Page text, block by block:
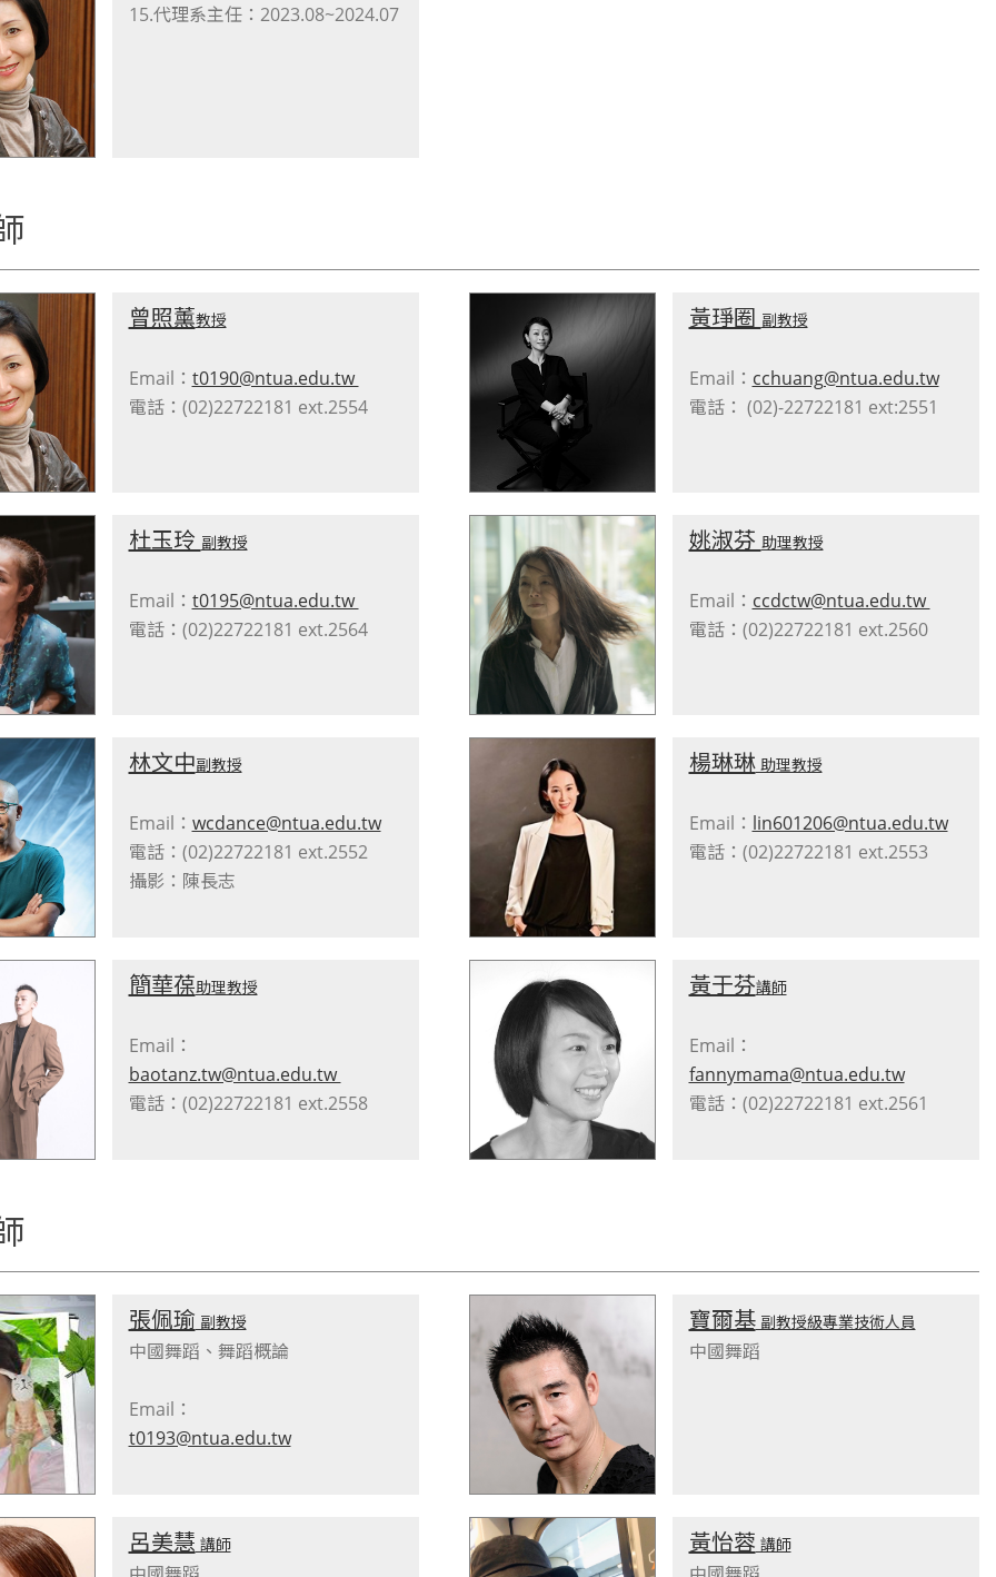
15.代理系主任：2023.08~2024.07
曾照薰教授
Email： t0190@ntua.edu.tw
電話：(02)22722181 ext.2554
黃琤圈 副教授
Email： cchuang@ntua.edu.tw
電話： (02)-22722181 ext:2551
杜玉玲 副教授
Email： t0195@ntua.edu.tw
電話：(02)22722181 ext.2564
姚淑芬 助理教授
Email： ccdctw@ntua.edu.tw
電話：(02)22722181 ext.2560
林文中副教授
Email： wcdance@ntua.edu.tw
電話：(02)22722181 ext.2552
攝影：陳長志
楊琳琳助理教授
Email： lin601206@ntua.edu.tw
電話：(02)22722181 ext.2553
簡華葆助理教授
Email：
baotanz.tw@ntua.edu.tw
電話：(02)22722181 ext.2558
黃于芬講師
Email：
fannymama@ntua.edu.tw
電話：(02)22722181 ext.2561
張佩瑜 副教授
中國舞蹈、舞蹈概論
Email：
t0193@ntua.edu.tw
寶爾基副教授級專業技術人員
中國舞蹈
呂美慧 講師 黃怡蓉 講師